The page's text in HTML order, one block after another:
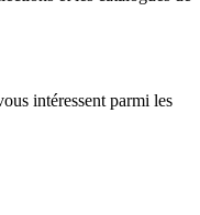
intéressent parmi les